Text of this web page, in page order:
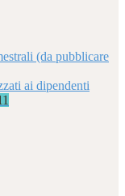
(da pubblicare
ai dipendenti